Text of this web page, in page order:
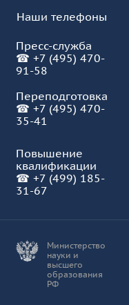
Наши телефоны
Пресс-служба
☎ +7 (495) 470-
91-58
Переподготовка
☎ +7 (495) 470-
35-41
Повышение
квалификации
☎ +7 (499) 185-
31-67
Министерство
науки и
высшего
образования
РФ